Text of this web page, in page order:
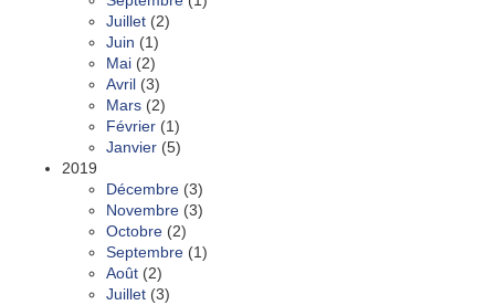
Juillet (2)
Juin (1)
Mai (2)
Avril (3)
Mars (2)
Février (1)
Janvier (5)
2019
Décembre (3)
Novembre (3)
Octobre (2)
Septembre (1)
Août (2)
Juillet (3)